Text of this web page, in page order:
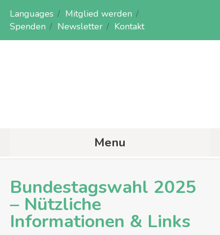
Languages
Mitglied werden
Spenden
Newsletter Kontakt
Menu
Bundestagswahl 2025
– Nützliche
Informationen & Links